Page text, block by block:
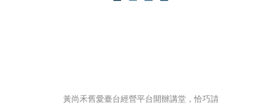
黃尚禾舊愛臺台經營平台開辦講堂，恰巧請